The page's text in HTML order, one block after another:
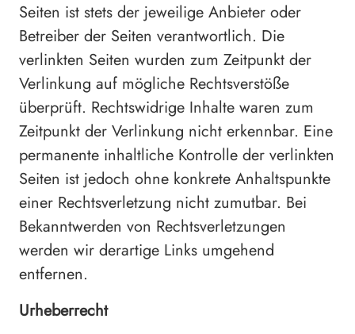
Seiten ist stets der jeweilige Anbieter oder
Betreiber der Seiten verantwortlich. Die
verlinkten Seiten wurden zum Zeitpunkt der
Verlinkung auf mögliche Rechtsverstöße
überprüft. Rechtswidrige Inhalte waren zum
Zeitpunkt der Verlinkung nicht erkennbar. Eine
permanente inhaltliche Kontrolle der verlinkten
Seiten ist jedoch ohne konkrete Anhaltspunkte
einer Rechtsverletzung nicht zumutbar. Bei
Bekanntwerden von Rechtsverletzungen
werden wir derartige Links umgehend
entfernen.
Urheberrecht